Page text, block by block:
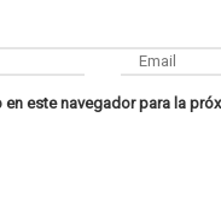
este navegador para la